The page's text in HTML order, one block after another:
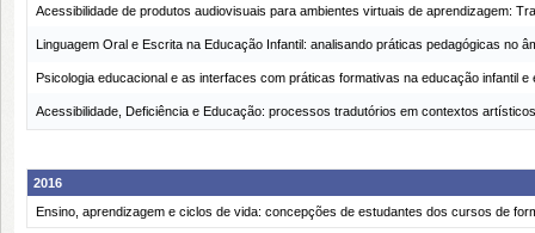
Acessibilidade de produtos audiovisuais para ambientes virtuais de aprendizagem:
Linguagem Oral e Escrita na Educação Infantil: analisando práticas pedagógicas no
Psicologia educacional e as interfaces com práticas formativas na educação infantil
Acessibilidade, Deficiência e Educação: processos tradutórios em contextos
2016
Ensino, aprendizagem e ciclos de vida: concepções de estudantes dos cursos de